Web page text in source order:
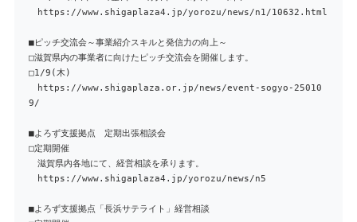
https://www.shigaplaza4.jp/yorozu/news/n1/10632.html
■ピッチ交流会～事業紹介スキルと発信力の向上～
□滋賀県内の事業者に向けたピッチ交流会を開催します。
□1/9(木)
https://www.shigaplaza.or.jp/news/event-sogyo-25010
9/
■よろず支援拠点 定期出張相談会
□定期開催
滋賀県内各地にて、経営相談を承ります。
https://www.shigaplaza4.jp/yorozu/news/n5
■よろず支援拠点「長浜サテライト」経営相談